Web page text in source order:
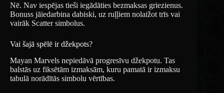
Nē. Nav iespējas tieši iegādāties bezmaksas griezienus.
Bonuss jāiedarbina dabiski, uz ruļļiem nolaižot trīs vai
vairāk Scatter simbolus.
Vai šajā spēlē ir džekpots?
Mayan Marvels nepiedāvā progresīvu džekpotu. Tas
balstās uz fiksētām izmaksām, kuru pamatā ir izmaksu
tabulā norādītās simbolu vērtības.